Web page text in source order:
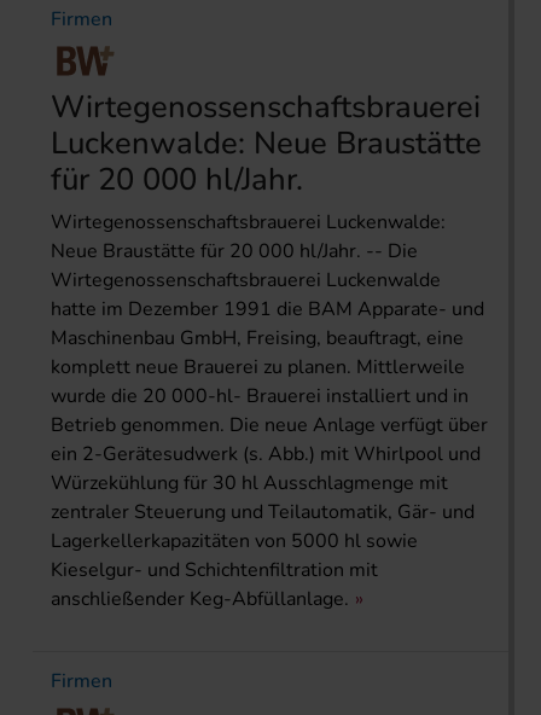
Firmen
Wirtegenossenschaftsbrauerei
Luckenwalde: Neue Braustätte
für 20 000 hl/Jahr.
Wirtegenossenschaftsbrauerei Luckenwalde:
Neue Braustätte für 20 000 hl/Jahr. -- Die
Wirtegenossenschaftsbrauerei Luckenwalde
hatte im Dezember 1991 die BAM Apparate- und
Maschinenbau GmbH, Freising, beauftragt, eine
komplett neue Brauerei zu planen. Mittlerweile
wurde die 20 000-hl- Brauerei installiert und in
Betrieb genommen. Die neue Anlage verfügt über
ein 2-Gerätesudwerk (s. Abb.) mit Whirlpool und
Würzekühlung für 30 hl Ausschlagmenge mit
zentraler Steuerung und Teilautomatik, Gär- und
Lagerkellerkapazitäten von 5000 hl sowie
Kieselgur- und Schichtenfiltration mit
anschließender Keg-Abfüllanlage.
Firmen